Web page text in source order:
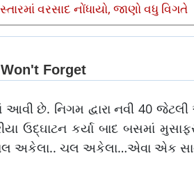
વરસાદ નોંધાયો, જાણો વધુ વિગતે
આવી છે. નિગમ દ્વારા નવી 40
ઉદ્ઘાટન કર્યા બાદ બસમાં
અકેલા.. ચલ અકેલા…એવા એક સાથે